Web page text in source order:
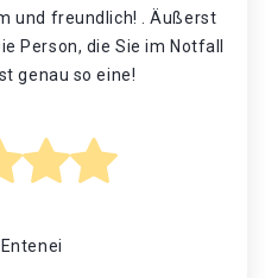
und freundlich! . Äußerst
Person, die Sie im Notfall
genau so eine!